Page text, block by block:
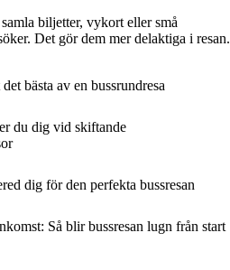
biljetter, vykort eller små
Det gör dem mer delaktiga i resan.
bästa av en bussrundresa
du dig vid skiftande
dig för den perfekta bussresan
Så blir bussresan lugn från start